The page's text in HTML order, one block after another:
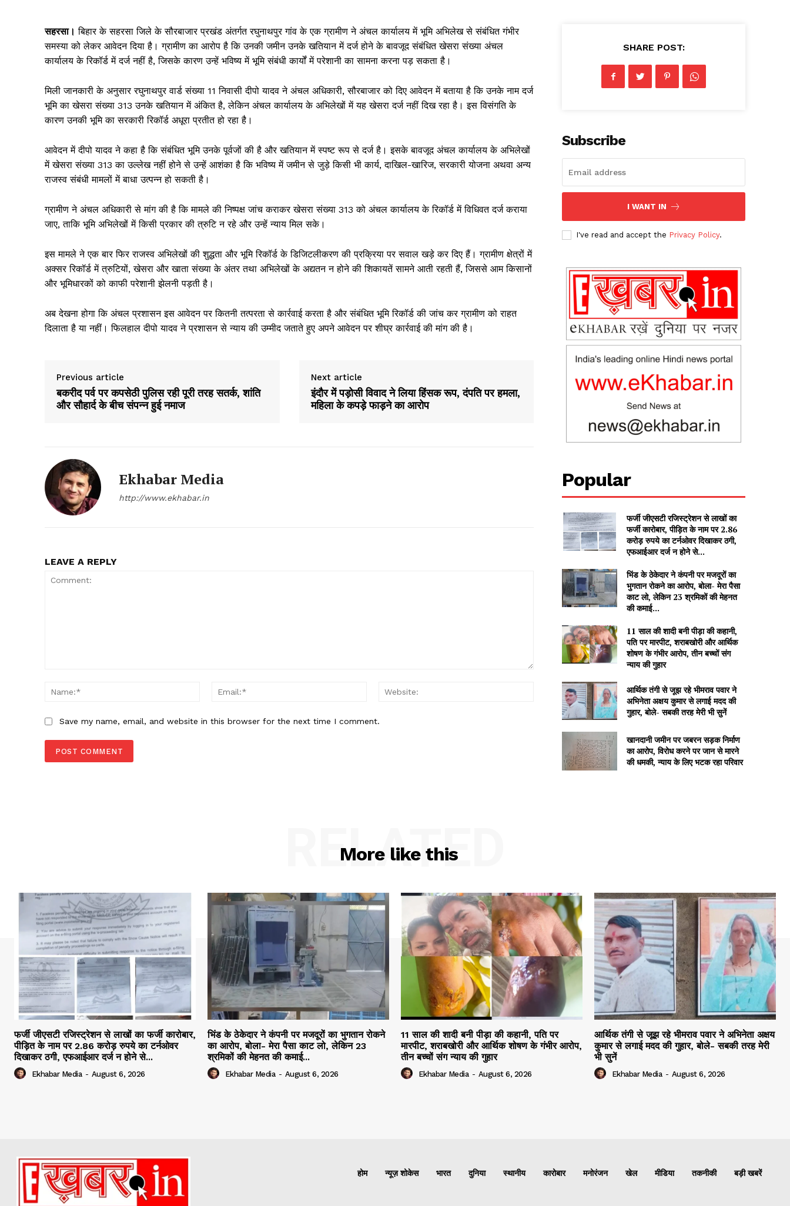
Company
सहरसा। बिहार के सहरसा जिले के सौरबाजार प्रखंड अंतर्गत रघुनाथपुर गांव के एक ग्रामीण ने अंचल कार्यालय में भूमि अभिलेख से संबंधित गंभीर
समस्या को लेकर आवेदन दिया है। ग्रामीण का आरोप है कि उनकी जमीन उनके खतियान में दर्ज होने के बावजूद संबंधित खेसरा संख्या अंचल
कार्यालय के रिकॉर्ड में दर्ज नहीं है, जिसके कारण उन्हें भविष्य में भूमि संबंधी कार्यों में परेशानी का सामना करना पड़ सकता है।
मिली जानकारी के अनुसार रघुनाथपुर वार्ड संख्या 11 निवासी दीपो यादव ने अंचल अधिकारी, सौरबाजार को दिए आवेदन में बताया है कि उनके नाम दर्ज
भूमि का खेसरा संख्या 313 उनके खतियान में अंकित है, लेकिन अंचल कार्यालय के अभिलेखों में यह खेसरा दर्ज नहीं दिख रहा है। इस विसंगति के
कारण उनकी भूमि का सरकारी रिकॉर्ड अधूरा प्रतीत हो रहा है।
आवेदन में दीपो यादव ने कहा है कि संबंधित भूमि उनके पूर्वजों की है और खतियान में स्पष्ट रूप से दर्ज है। इसके बावजूद अंचल कार्यालय के अभिलेखों
में खेसरा संख्या 313 का उल्लेख नहीं होने से उन्हें आशंका है कि भविष्य में जमीन से जुड़े किसी भी कार्य, दाखिल-खारिज, सरकारी योजना अथवा अन्य
राजस्व संबंधी मामलों में बाधा उत्पन्न हो सकती है।
ग्रामीण ने अंचल अधिकारी से मांग की है कि मामले की निष्पक्ष जांच कराकर खेसरा संख्या 313 को अंचल कार्यालय के रिकॉर्ड में विधिवत दर्ज कराया
जाए, ताकि भूमि अभिलेखों में किसी प्रकार की त्रुटि न रहे और उन्हें न्याय मिल सके।
इस मामले ने एक बार फिर राजस्व अभिलेखों की शुद्धता और भूमि रिकॉर्ड के डिजिटलीकरण की प्रक्रिया पर सवाल खड़े कर दिए हैं। ग्रामीण क्षेत्रों में
अक्सर रिकॉर्ड में त्रुटियों, खेसरा और खाता संख्या के अंतर तथा अभिलेखों के अद्यतन न होने की शिकायतें सामने आती रहती हैं, जिससे आम किसानों
और भूमिधारकों को काफी परेशानी झेलनी पड़ती है।
अब देखना होगा कि अंचल प्रशासन इस आवेदन पर कितनी तत्परता से कार्रवाई करता है और संबंधित भूमि रिकॉर्ड की जांच कर ग्रामीण को राहत
दिलाता है या नहीं। फिलहाल दीपो यादव ने प्रशासन से न्याय की उम्मीद जताते हुए अपने आवेदन पर शीघ्र कार्रवाई की मांग की है।
Previous article
बकरीद पर्व पर कपसेठी पुलिस रही पूरी तरह सतर्क, शांति
और सौहार्द के बीच संपन्न हुई नमाज
Next article
इंदौर में पड़ोसी विवाद ने लिया हिंसक रूप, दंपति पर हमला,
महिला के कपड़े फाड़ने का आरोप
Ekhabar Media
http://www.ekhabar.in
LEAVE A REPLY
Name:*
Email:* Website:
Save my name, email, and website in this browser for the next time I comment.
SHARE POST:
Subscribe
I WANT IN
I've read and accept the Privacy Policy.
Popular
फर्जी जीएसटी रजिस्ट्रेशन से लाखों का
फर्जी कारोबार, पीड़ित के नाम पर 2.86
करोड़ रुपये का टर्नओवर दिखाकर ठगी,
एफआईआर दर्ज न होने से...
भिंड के ठेकेदार ने कंपनी पर मजदूरों का
भुगतान रोकने का आरोप, बोला- मेरा पैसा
काट लो, लेकिन 23 श्रमिकों की मेहनत
की कमाई...
11 साल की शादी बनी पीड़ा की कहानी,
पति पर मारपीट, शराबखोरी और आर्थिक
शोषण के गंभीर आरोप, तीन बच्चों संग
न्याय की गुहार
आर्थिक तंगी से जूझ रहे भीमराव पवार ने
अभिनेता अक्षय कुमार से लगाई मदद की
गुहार, बोले- सबकी तरह मेरी भी सुनें
खानदानी जमीन पर जबरन सड़क निर्माण
का आरोप, विरोध करने पर जान से मारने
की धमकी, न्याय के लिए भटक रहा परिवार
More like this
RELATED
फर्जी जीएसटी रजिस्ट्रेशन से लाखों का फर्जी कारोबार,
पीड़ित के नाम पर 2.86 करोड़ रुपये का टर्नओवर
दिखाकर ठगी, एफआईआर दर्ज न होने से...
Ekhabar Media - August 6, 2026
भिंड के ठेकेदार ने कंपनी पर मजदूरों का भुगतान रोकने
का आरोप, बोला- मेरा पैसा काट लो, लेकिन 23
श्रमिकों की मेहनत की कमाई...
Ekhabar Media - August 6, 2026
11 साल की शादी बनी पीड़ा की कहानी, पति पर
मारपीट, शराबखोरी और आर्थिक शोषण के गंभीर आरोप,
तीन बच्चों संग न्याय की गुहार
Ekhabar Media - August 6, 2026
आर्थिक तंगी से जूझ रहे भीमराव पवार ने अभिनेता अक्षय
कुमार से लगाई मदद की गुहार, बोले- सबकी तरह मेरी
भी सुनें
Ekhabar Media - August 6, 2026
होम न्यूज़ शोकेस भारत दुनिया स्थानीय कारोबार मनोरंजन खेल मीडिया तकनीकी बड़ी खबरें